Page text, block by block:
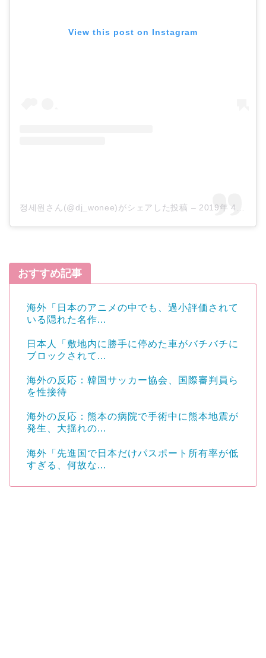
View this post on Instagram
정세원さん(@dj_wonee)がシェアした投稿 – 2019年 4月月8日午後7時14分PDT
おすすめ記事
海外「日本のアニメの中でも、過小評価されて
いる隠れた名作...
日本人「敷地内に勝手に停めた車がバチバチに
ブロックされて...
海外の反応：韓国サッカー協会、国際審判員ら
を性接待
海外の反応：熊本の病院で手術中に熊本地震が
発生、大揺れの...
海外「先進国で日本だけパスポート所有率が低
すぎる、何故な...